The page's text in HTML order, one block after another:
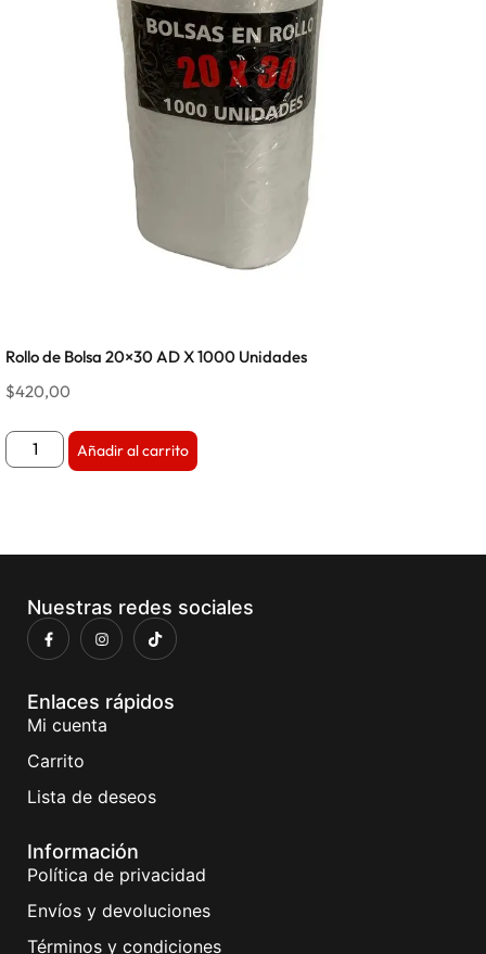
Rollo de Bolsa 20×30 AD X 1000 Unidades
$420,00
Añadir al carrito
Nuestras redes sociales
Enlaces rápidos
Mi cuenta
Carrito
Lista de deseos
Información
Política de privacidad
Envíos y devoluciones
Términos y condiciones